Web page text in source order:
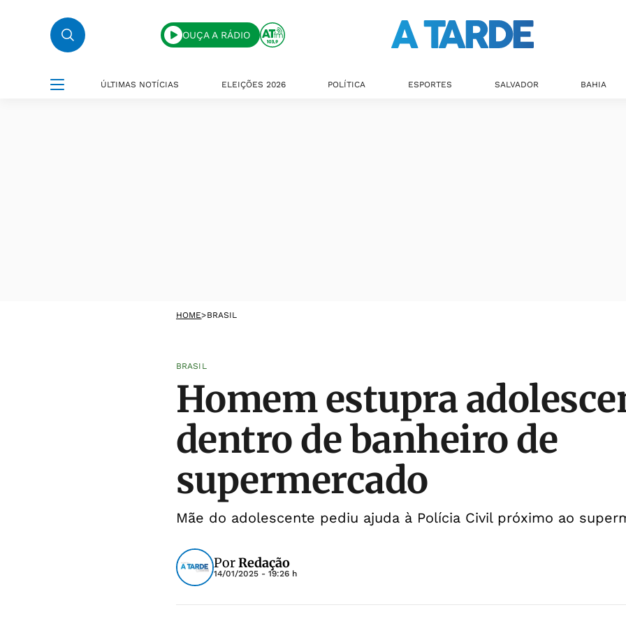
OUÇA A RÁDIO
ÚLTIMAS NOTÍCIAS ELEIÇÕES 2026 POLÍTICA ESPORTES SALVADOR BAHIA
HOME>BRASIL
BRASIL
Homem estupra
dentro de banheiro de
supermercado
Mãe do adolescente pediu ajuda à Polícia Civil próximo ao
PorRedação
14/01/2025 - 19:26 h